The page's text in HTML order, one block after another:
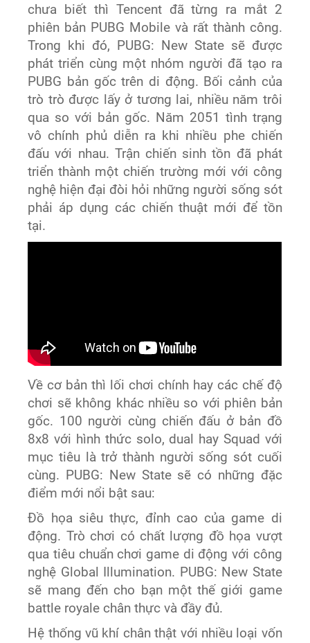
chưa biết thì Tencent đã từng ra mắt 2
phiên bản PUBG Mobile và rất thành công.
Trong khi đó, PUBG: New State sẽ được
phát triển cùng một nhóm người đã tạo ra
PUBG bản gốc trên di động. Bối cảnh của
trò trò được lấy ở tương lai, nhiều năm trôi
qua so với bản gốc. Năm 2051 tình trạng
vô chính phủ diễn ra khi nhiều phe chiến
đấu với nhau. Trận chiến sinh tồn đã phát
triển thành một chiến trường mới với công
nghệ hiện đại đòi hỏi những người sống sót
phải áp dụng các chiến thuật mới để tồn
tại.
Về cơ bản thì lối chơi chính hay các chế độ
chơi sẽ không khác nhiều so với phiên bản
gốc. 100 người cùng chiến đấu ở bản đồ
8x8 với hình thức solo, dual hay Squad với
mục tiêu là trở thành người sống sót cuối
cùng. PUBG: New State sẽ có những đặc
điểm mới nổi bật sau:
Đồ họa siêu thực, đỉnh cao của game di
động. Trò chơi có chất lượng đồ họa vượt
qua tiêu chuẩn chơi game di động với công
nghệ Global Illumination. PUBG: New State
sẽ mang đến cho bạn một thế giới game
battle royale chân thực và đầy đủ.
Hệ thống vũ khí chân thật với nhiều loại vốn